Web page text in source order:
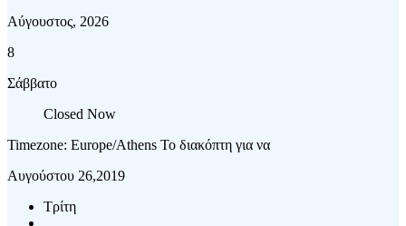
Αύγουστος, 2026
8
Σάββατο
Closed Now
Timezone: Europe/Athens Το διακόπτη για να
Αυγούστου 26,2019
Τρίτη